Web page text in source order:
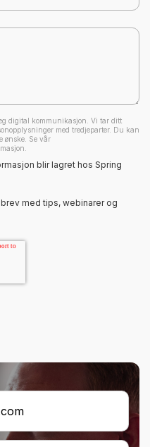
digital kommunikasjon. Vi tar ditt
med tredjeparter. Du kan
ønske. Se vår
blir lagret hos Spring
med tips, webinarer og